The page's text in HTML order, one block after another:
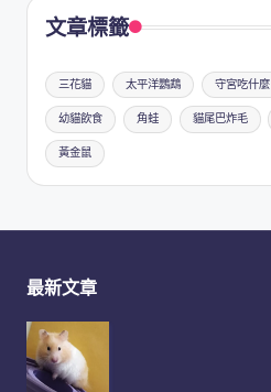
文章標籤
三花貓 太平洋鸚鵡 守宮吃什麼
幼貓飲食 角蛙 貓尾巴炸毛
黃金鼠
最新文章